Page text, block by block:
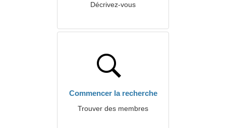
Décrivez-vous
Commencer la recherche
Trouver des membres